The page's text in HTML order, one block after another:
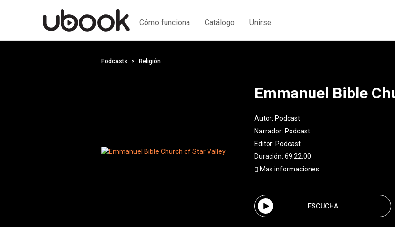
Cómo funciona Catálogo Unirse
Podcasts Religión
Emmanuel Bible
Autor: Podcast
Narrador: Podcast
Editor: Podcast
Duración: 69:22:00
Mas informaciones
ESCUCHA